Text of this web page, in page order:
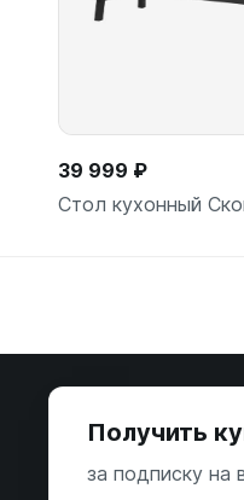
39 999 ₽
Стол кухонный
защищены
Получить
за подписку на